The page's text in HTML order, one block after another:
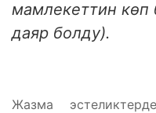
мамлекеттин көп
даяр болду).
Жазма